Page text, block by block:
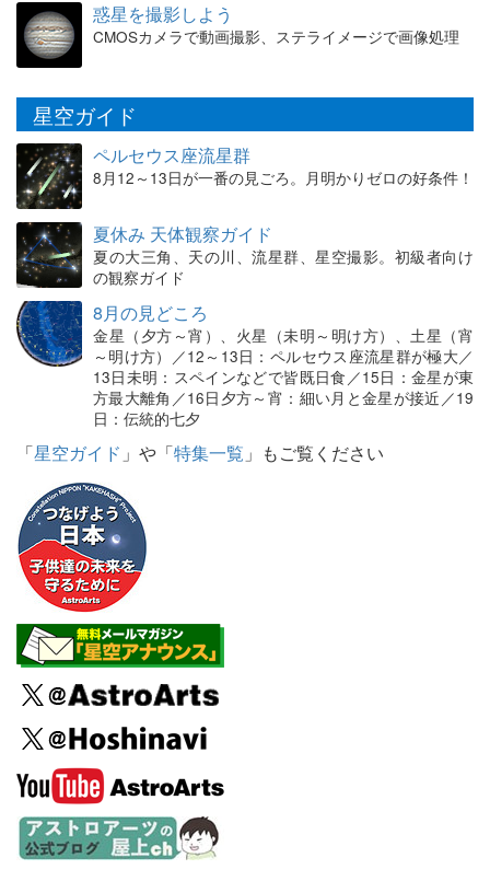
惑星を撮影しよう
CMOSカメラで動画撮影、ステライメージで画像処理
星空ガイド
ペルセウス座流星群
8月12～13日が一番の見ごろ。月明かりゼロの好条件！
夏休み 天体観察ガイド
夏の大三角、天の川、流星群、星空撮影。初級者向け
の観察ガイド
8月の見どころ
金星（夕方～宵）、火星（未明～明け方）、土星（宵
～明け方）／12～13日：ペルセウス座流星群が極大／
13日未明：スペインなどで皆既日食／15日：金星が東
方最大離角／16日夕方～宵：細い月と金星が接近／19
日：伝統的七夕
「星空ガイド 」や「特集一覧 」もご覧ください